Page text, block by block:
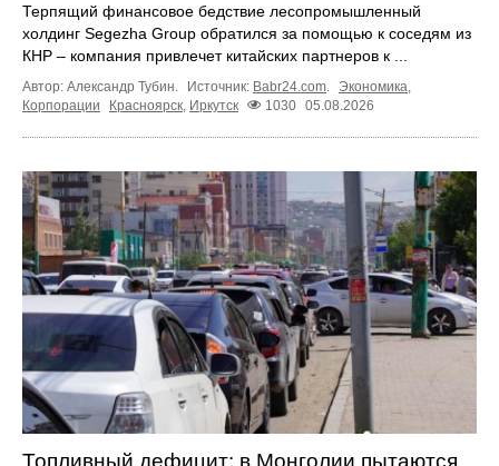
Терпящий финансовое бедствие лесопромышленный
холдинг Segezha Group обратился за помощью к соседям из
КНР – компания привлечет китайских партнеров к ...
Автор: Александр Тубин. Источник: Babr24.com Экономика
Корпорации
Красноярск Иркутск 1030 05.08.2026